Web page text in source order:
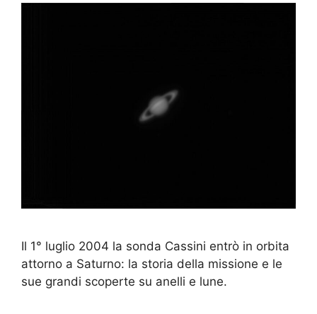
Il 1° luglio 2004 la sonda Cassini entrò in orbita
attorno a Saturno: la storia della missione e le
sue grandi scoperte su anelli e lune.